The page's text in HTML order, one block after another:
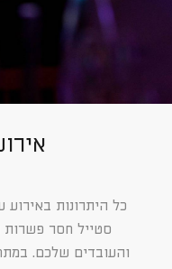
כל היתרונות
סטייל חסר פשרות
והעובדים שלכם.